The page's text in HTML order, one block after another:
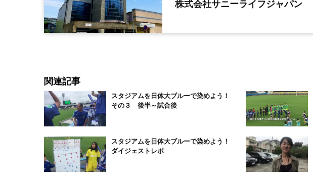
株式会社サニーライフジャパン
関連記事
スタジアムを日体大ブルーで染めよう！
その３ 後半～試合後
スタジアムを日体大ブルーで染めよう！
ダイジェストレポ